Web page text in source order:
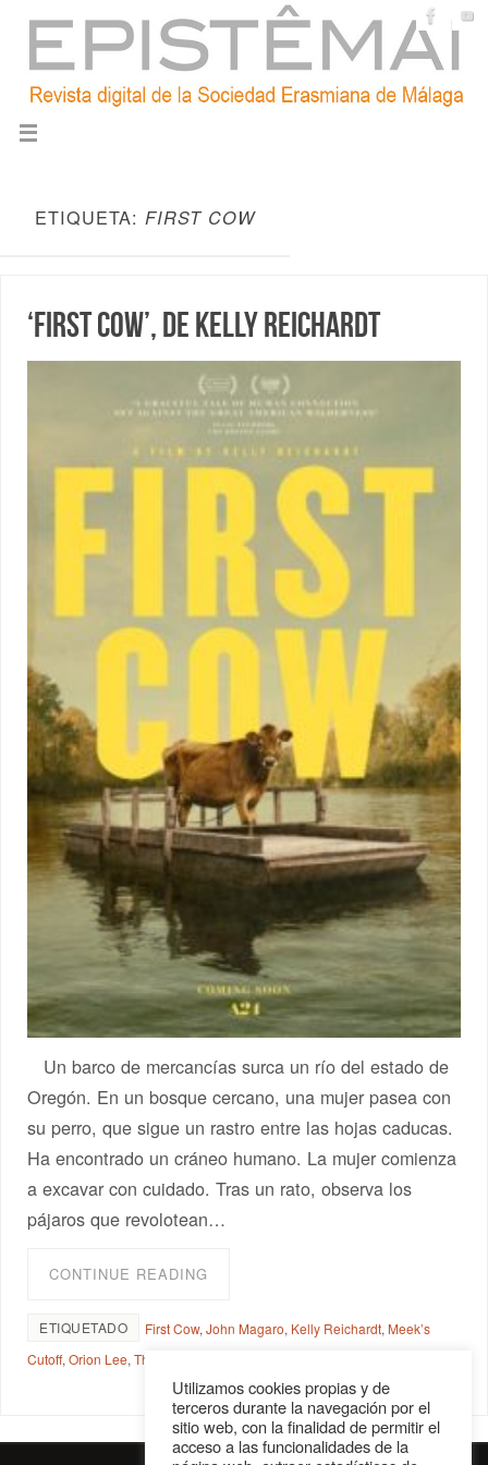
ETIQUETA: FIRST COW
‘First Cow’, de Kelly Reichardt
Un barco de mercancías surca un río del estado de
Oregón. En un bosque cercano, una mujer pasea con
su perro, que sigue un rastro entre las hojas caducas.
Ha encontrado un cráneo humano. La mujer comienza
a excavar con cuidado. Tras un rato, observa los
pájaros que revolotean…
CONTINUE READING
ETIQUETADO First Cow,John Magaro, Kelly Reichardt, Meek’s
Cutoff,Orion Lee,The Half Time
Utilizamos cookies propias y de
terceros durante la navegación por el
sitio web, con la finalidad de permitir el
acceso a las funcionalidades de la